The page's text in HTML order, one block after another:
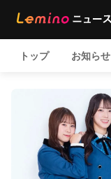
トップ お知らせ